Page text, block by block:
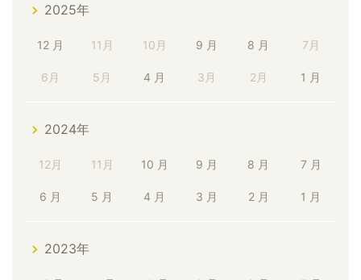
2025年
12 月 11月 10月 9 月 8 月 7月
6月 5月 4 月 3月 2月 1 月
2024年
12月 11月 10 月 9 月 8 月 7 月
6 月 5 月 4 月 3 月 2 月 1 月
2023年